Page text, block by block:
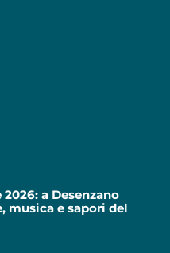
a Desenzano
musica e sapori del